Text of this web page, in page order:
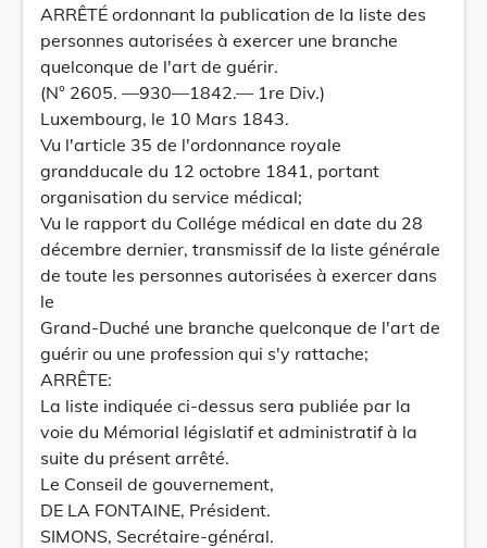
ARRÊTÉ ordonnant la publication de la liste des
personnes autorisées à exercer une branche
quelconque de l'art de guérir.
(N° 2605. —930—1842.— 1re Div.)
Luxembourg, le 10 Mars 1843.
Vu l'article 35 de l'ordonnance royale
grandducale du 12 octobre 1841, portant
organisation du service médical;
Vu le rapport du Collége médical en date du 28
décembre dernier, transmissif de la liste générale
de toute les personnes autorisées à exercer dans
le
Grand-Duché une branche quelconque de l'art de
guérir ou une profession qui s'y rattache;
ARRÊTE:
La liste indiquée ci-dessus sera publiée par la
voie du Mémorial législatif et administratif à la
suite du présent arrêté.
Le Conseil de gouvernement,
DE LA FONTAINE, Président.
SIMONS, Secrétaire-général.